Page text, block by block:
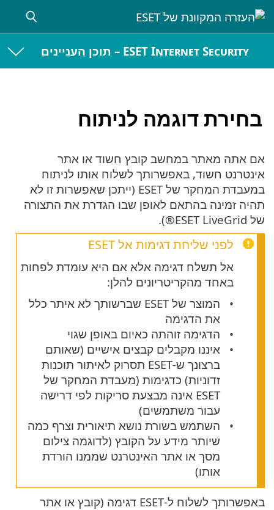
ESET Internet Security – תוכן העניינים
בחירת דוגמה לניתוח
אם אתה מאתר במחשב קובץ חשוד או אתר
אינטרנט חשוד, באפשרותך לשלוח אותו לניתוח
במעבדת המחקר של ESET (ייתכן שאפשרות זו לא
תהיה זמינה בהתאם לאופן שבו הגדרת את התצורה
של ESET LiveGrid®).
לפני שליחת דגימות אל ESET
אל תשלח דגימה אלא אם היא עומדת לפחות
באחד מהקריטריונים להלן:
המוצר של ESET שברשותך לא איתר כלל
את הדגימה
הדגימה זוהתה כאיום באופן שגוי
איננו מקבלים קבצים אישיים (שאותם
ברצונך ש-ESET תסרוק לאיתור תוכנות
זדוניות) כדגימות (מעבדת המחקר של
ESET אינה מבצעת סריקות לפי דרישה
עבור משתמשים)
השתמש בשורת נושא תיאורית וצרף כמה
שיותר מידע על הקובץ (לדוגמה צילום
מסך או אתר האינטרנט שממנו הורדת
אותו)
באפשרותך לשלוח ל-ESET דגימה (קובץ או אתר